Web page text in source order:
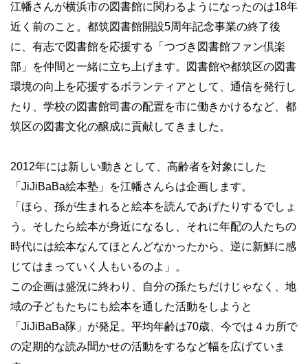
江幡さんが横浜市の図書館に関わるようになったのは18年
近く前のこと。都筑図書館開設5周年記念事業の終了後
に、有志で図書館を応援する「つづき図書館ファン倶楽
部」を仲間と一緒に立ち上げます。図書館や都筑区の図書
環境の向上を応援するボランティアとして、通信を発行し
たり、学校の図書館司書の配置を市に働きかけるなど、都
筑区の図書文化の醸成に貢献してきました。
2012年には新しい動きとして、高齢者を対象にした
「JiJiBaBa絵本塾」を江幡さんらは企画します。
「ほら、孫が生まれると絵本を読んであげたりするでしょ
う。そしたら絵本が身近になるし、それに年配の人たちの
時代には絵本なんてほとんどなかったから、逆に新鮮に感
じてはまっていく人もいるのよ」。
この企画は盛況に終わり、自分の孫たちだけじゃなく、地
域の子どもたちにも絵本を通した活動をしようと
「JiJiBaBa隊」が発足。平均年齢は70歳、今では４カ所で
の定期的な読み聞かせの活動をするなど幅を広げていま